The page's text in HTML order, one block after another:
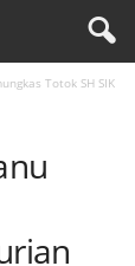
Totok SH SIK